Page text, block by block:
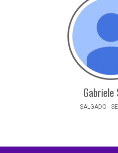
Gabriele
SALGADO -